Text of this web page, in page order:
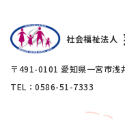
社会福祉法人
〒491-0101 愛知県一宮市浅
TEL：0586-51-7333